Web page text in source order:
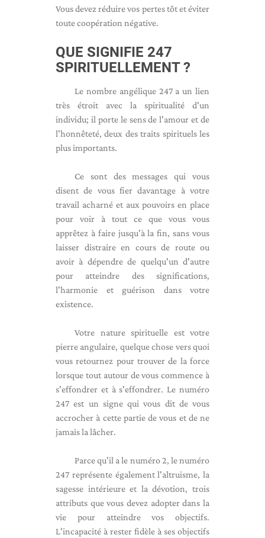
Vous devez réduire vos pertes tôt et éviter
toute coopération négative.
QUE SIGNIFIE 247
SPIRITUELLEMENT ?
Le nombre angélique 247 a un lien
très étroit avec la spiritualité d'un
individu; il porte le sens de l'amour et de
l'honnêteté, deux des traits spirituels les
plus importants.
Ce sont des messages qui vous
disent de vous fier davantage à votre
travail acharné et aux pouvoirs en place
pour voir à tout ce que vous vous
apprêtez à faire jusqu'à la fin, sans vous
laisser distraire en cours de route ou
avoir à dépendre de quelqu'un d'autre
pour atteindre des significations,
l'harmonie et guérison dans votre
existence.
Votre nature spirituelle est votre
pierre angulaire, quelque chose vers quoi
vous retournez pour trouver de la force
lorsque tout autour de vous commence à
s'effondrer et à s'effondrer. Le numéro
247 est un signe qui vous dit de vous
accrocher à cette partie de vous et de ne
jamais la lâcher.
Parce qu'il a le numéro 2, le numéro
247 représente également l'altruisme, la
sagesse intérieure et la dévotion, trois
attributs que vous devez adopter dans la
vie pour atteindre vos objectifs.
L'incapacité à rester fidèle à ses objectifs